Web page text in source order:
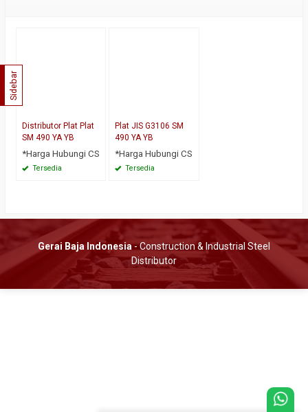
Distributor Plat Plat
SM 490 YA YB
*Harga Hubungi CS
Tersedia
Plat JIS G3106 SM
490 YA YB
*Harga Hubungi CS
Tersedia
Sidebar
Gerai Baja Indonesia- Construction & Industrial Steel
Distributor